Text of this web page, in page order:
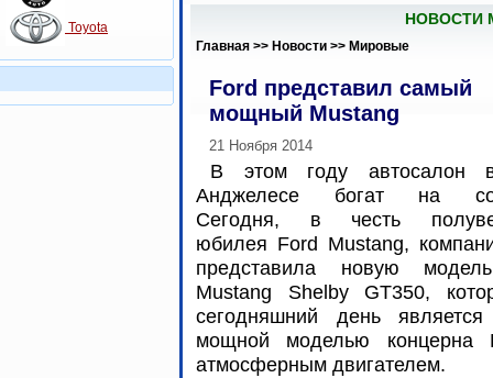
Toyota НОВОСТИ
Главная >> Новости >> Мировые
Ford представил самый
мощный Mustang
21 Ноября 2014
В этом году автосалон
Анджелесе богат на
Сегодня, в честь
юбилея Ford Mustang,
представила новую
Mustang Shelby GT350,
сегодняшний день
мощной моделью концерна
атмосферным двигателем.